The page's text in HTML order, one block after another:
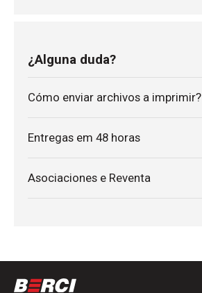
¿Alguna duda?
Cómo enviar archivos a imprimir?
Entregas em 48 horas
Asociaciones e Reventa